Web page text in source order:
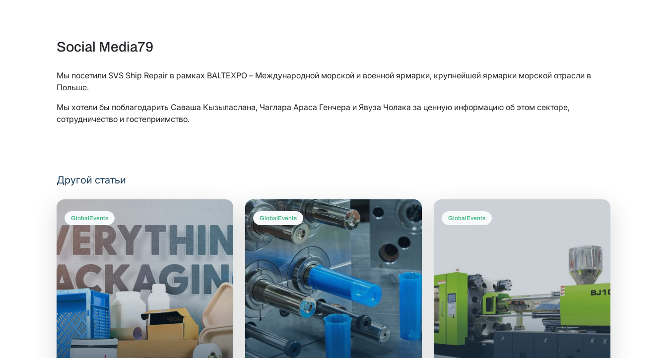
Social Media79
Мы посетили SVS Ship Repair в рамках BALTEXPO – Международной морской и военной ярмарки, крупнейшей ярмарки морской отрасли в
Польше.
Мы хотели бы поблагодарить Саваша Кызыласлана, Чаглара Араса Генчера и Явуза Чолака за ценную информацию об этом секторе,
сотрудничество и гостеприимство.
Другой статьи
GlobalEvents GlobalEvents GlobalEvents